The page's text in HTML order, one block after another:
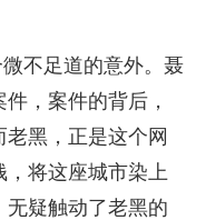
不足道的意外。聂
，案件的背后，
黑，正是这个网
将这座城市染上
无疑触动了老黑的